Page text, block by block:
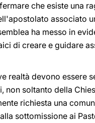
che esiste una
associato
ha messo in
di creare e guidare
realtà devono essere
non soltanto della
richiesta una
sottomissione ai